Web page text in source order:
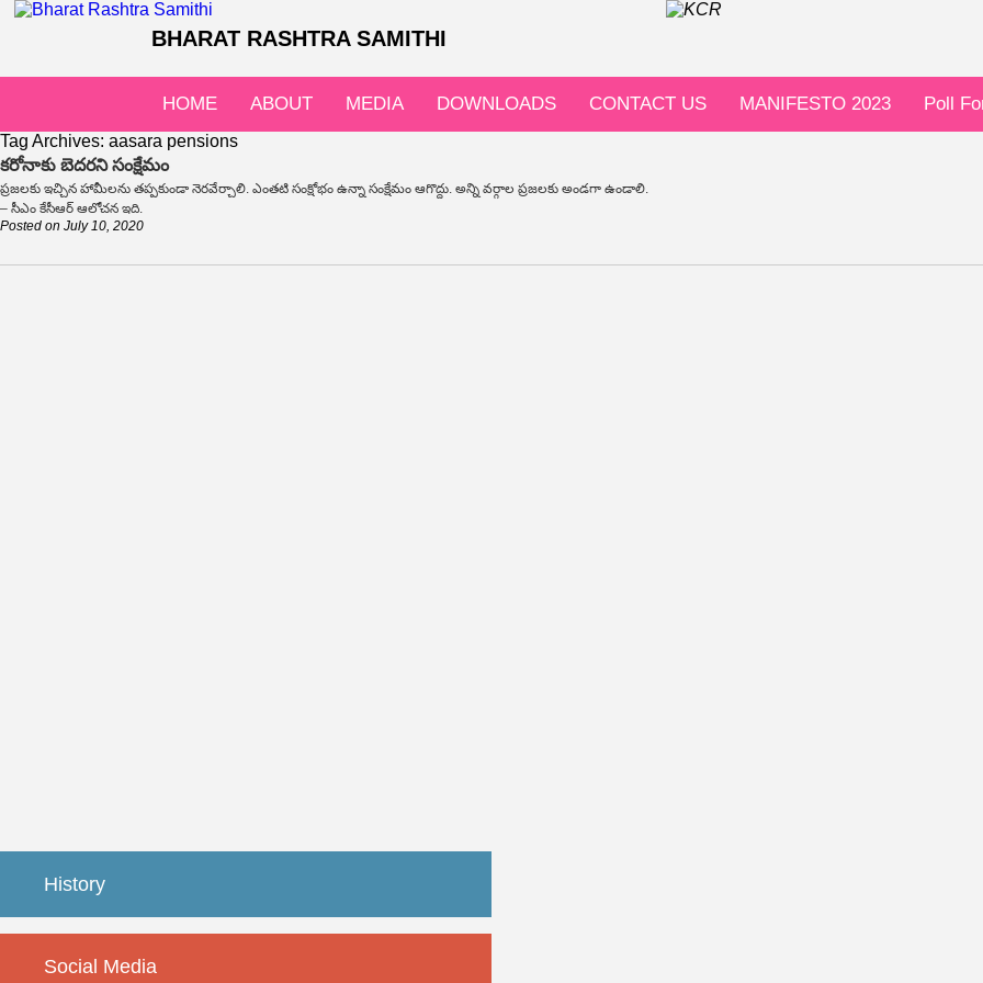
BHARAT RASHTRA SAMITHI
HOME ABOUT MEDIA DOWNLOADS CONTACT US MANIFESTO 2023 Poll
Tag Archives: aasara pensions
కరోనాకు బెదరని సంక్షేమం
ప్రజలకు ఇచ్చిన హామీలను తప్పకుండా నెరవేర్చాలి. ఎంతటి సంక్షోభం ఉన్నా సంక్షేమం ఆగొద్దు. అన్ని వర్గాల ప్రజలకు అండగా ఉండాలి.
– సీఎం కేసీఆర్‌ ఆలోచన ఇది.
Posted on July 10, 2020
History
Social Media